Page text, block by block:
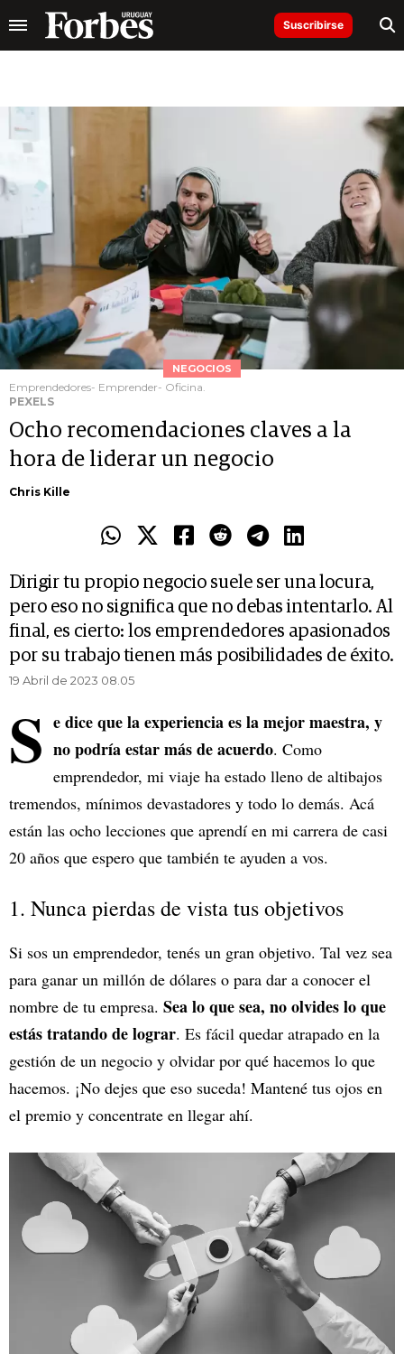
Suscribirse
NEGOCIOS
Emprendedores- Emprender- Oficina.
PEXELS
Ocho recomendaciones claves a la
hora de liderar un negocio
Chris Kille
Dirigir tu propio negocio suele ser una locura,
pero eso no significa que no debas intentarlo. Al
final, es cierto: los emprendedores apasionados
por su trabajo tienen más posibilidades de éxito.
19 Abril de 2023 08.05
S e dice que la experiencia es la mejor maestra, y
no podría estar más de acuerdo. Como
emprendedor, mi viaje ha estado lleno de altibajos
tremendos, mínimos devastadores y todo lo demás. Acá
están las ocho lecciones que aprendí en mi carrera de casi
20 años que espero que también te ayuden a vos.
1. Nunca pierdas de vista tus objetivos
Si sos un emprendedor, tenés un gran objetivo. Tal vez sea
para ganar un millón de dólares o para dar a conocer el
nombre de tu empresa. Sea lo que sea, no olvides lo que
estás tratando de lograr. Es fácil quedar atrapado en la
gestión de un negocio y olvidar por qué hacemos lo que
hacemos. ¡No dejes que eso suceda! Mantené tus ojos en
el premio y concentrate en llegar ahí.